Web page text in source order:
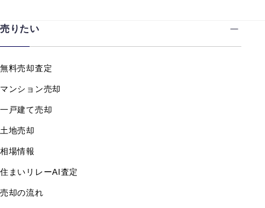
売りたい
無料売却査定
マンション売却
一戸建て売却
土地売却
相場情報
住まいリレーAI査定
売却の流れ